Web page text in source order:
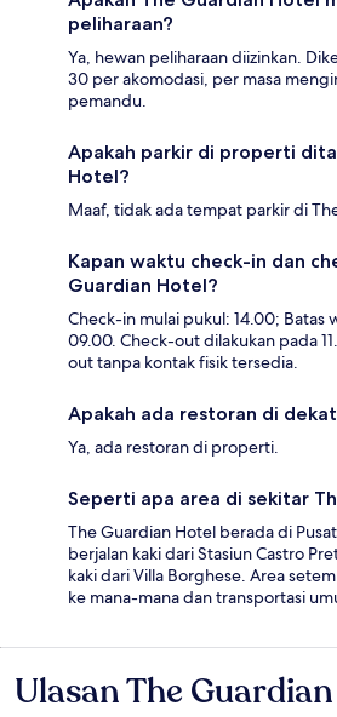
peliharaan?
Ya, hewan peliharaan diizinkan.
30 per akomodasi, per masa
pemandu.
Apakah parkir di properti
Hotel?
Maaf, tidak ada tempat parkir di
Kapan waktu check-in dan
Guardian Hotel?
Check-in mulai pukul: 14.00; Batas
09.00. Check-out dilakukan pada
out tanpa kontak fisik tersedia.
Apakah ada restoran di
Ya, ada restoran di properti.
Seperti apa area di sekitar
The Guardian Hotel berada di
berjalan kaki dari Stasiun Castro
kaki dari Villa Borghese. Area
ke mana-mana dan transportasi
Ulasan
Ulasan The